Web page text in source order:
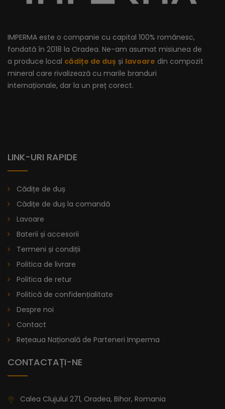
lei
Lavoar Dublu Încastrat - Aura
Versatilitatea Personalizată
Inovația se întâlnește cu stilul în lavoarul dublu încastrat
Aura, conceput pentru a adăuga o notă de rafinament la
baia dvs. Acesta combină perfect estetica cu o
funcționalitate fără precedent, făcând diminețile
optimizat.
IMPERMA este o companie cu capital 100% românesc,
fondată în 2018 la Oradea. Ne-am asumat misiunea de
a produce local cădițe de duș și lavoare din compozit
mineral care rivalizează cu marile branduri
internaționale, dar la un preț corect.
LINK-URI RAPIDE
Cădițe de duș
Cădițe de duș la comandă
Lavoare
Baterii și accesorii
Termeni și condiții
Politica de livrare
Politica de retur
Politică de confidențialitate
Despre noi
Contact
Rețeaua Națională de Parteneri Imperma
CONTACTAȚI-NE
Calea Clujului 271, Oradea, Bihor, Romania